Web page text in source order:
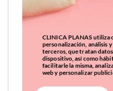
CLINICA PLANAS utiliza
personalización, análisis
terceros, que tratan
dispositivo, así como
facilitarle la misma,
web y personalizar